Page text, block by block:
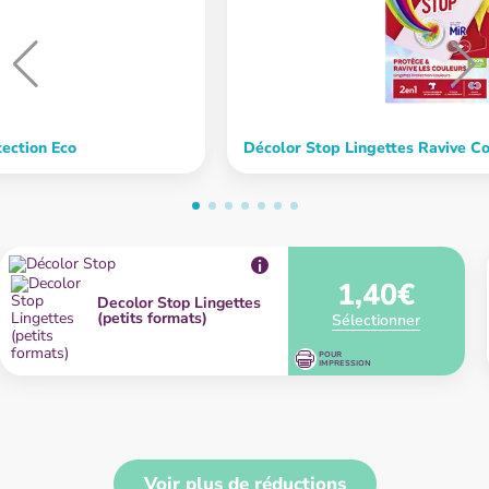
Un linge parfait et des couleurs préservées !
Eco Décolor Stop Lingettes Ravive
Decolor Stop Lingettes
(petits formats)
1,40€
Sélectionner
POUR
IMPRESSION
Voir plus de réductions